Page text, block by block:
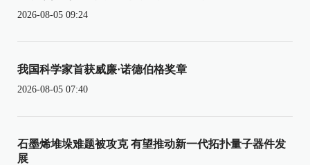
2026-08-05 09:24
我国科学家首获威廉·诺德伯格奖章
2026-08-05 07:40
石墨烯堆垛难题被攻克 有望推动新一代拓扑量子器件发
展